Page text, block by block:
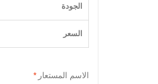
الجودة
السعر
* الاسم المستعار